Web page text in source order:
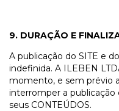
9. DURAÇÃO E
A publicação do SITE e
indefinida. A ILEBEN
momento, e sem prévio
interromper a publicação
seus CONTEÚDOS.